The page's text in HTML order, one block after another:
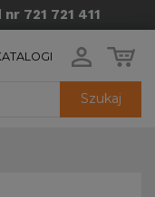
721 721 411
Szukaj